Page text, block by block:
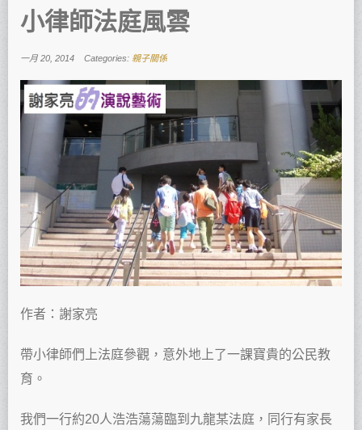
小律師法庭風雲
一月 20, 2014 Categories: 親子關係
作者：謝家亮
帶小律師們上法庭參觀，意外地上了一課寶貴的公民教
育。
我們一行約20人浩浩蕩蕩臨到九龍某法庭，同行有家長